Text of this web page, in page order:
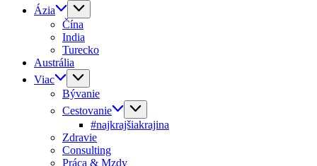
Ázia
Čína
India
Turecko
Austrália
Viac
Bývanie
Cestovanie
#najkrajšiakrajina
Zdravie
Consulting
Práca & Mzdy